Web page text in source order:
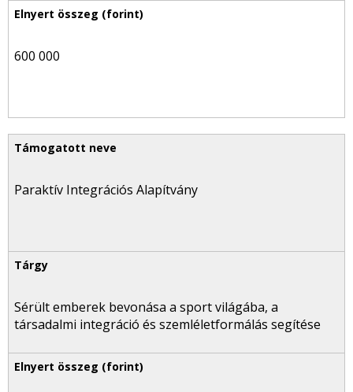
600 000
Paraktív Integrációs Alapítvány
Sérült emberek bevonása a sport világába, a
társadalmi integráció és szemléletformálás segítése